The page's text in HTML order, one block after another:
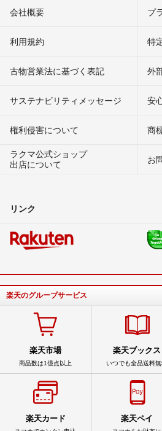
会社概要 プ
利用規約 特
古物営業法に基づく表記 外
サステナビリティメッセージ 安
権利侵害について
商
ラクマ公式ショップ
出店について
お
リンク
楽天のグループサービス
楽天市場
商品数は1億点以上
楽天ブックス
いつでも全品送料
楽天カード 楽天ペイ